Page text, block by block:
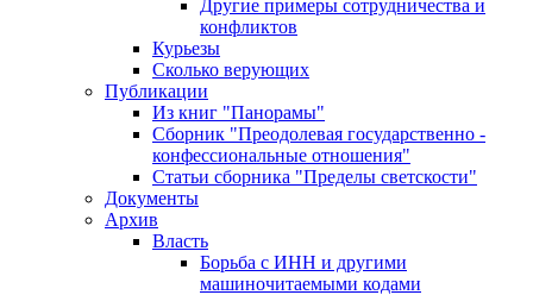
Другие примеры сотрудничества и
конфликтов
Курьезы
Сколько верующих
Публикации
Из книг "Панорамы"
Сборник "Преодолевая государственно -
конфессиональные отношения"
Статьи сборника "Пределы светскости"
Документы
Архив
Власть
Борьба с ИНН и другими
машиночитаемыми кодами